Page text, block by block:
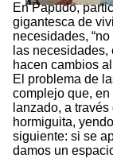
En Papudo,
gigantesca de
necesidades,
las
hacen cambios
El problema de
complejo que,
lanzado, a
hormiguita,
siguiente: si se
damos un